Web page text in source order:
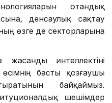
отандық
денсаулық сақтау
өзге де секторларына
жасанды интеллектіні
басты қозғаушы
байқаймыз.
шешімдер